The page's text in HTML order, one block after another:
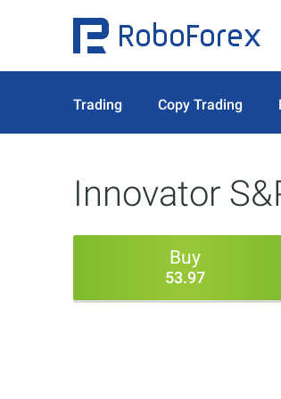
Trading Copy Trading
Innovator
Buy
53.97